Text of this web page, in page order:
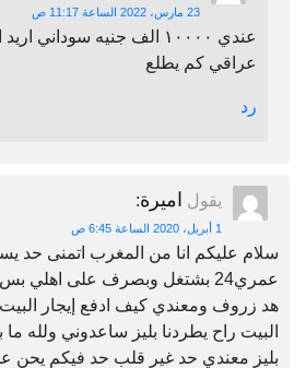
23 مارس، 2022 الساعة 11:17 ص
عندي ١٠٠٠٠ الف جنيه سوداني
عراقي كم يطلع
رد
يقول اميرة:
1 أبريل، 2020 الساعة 6:45 ص
سلام عليكم انا من المغرب اتمنى حد
عمري24 بشتغل وبصرف على
هد زروف ومعندي كيف ادفع إيجار
البيت راح يطردنا بليز ساعدوني ولله
بليز معندي حد غير قلب حد فيكم يحن